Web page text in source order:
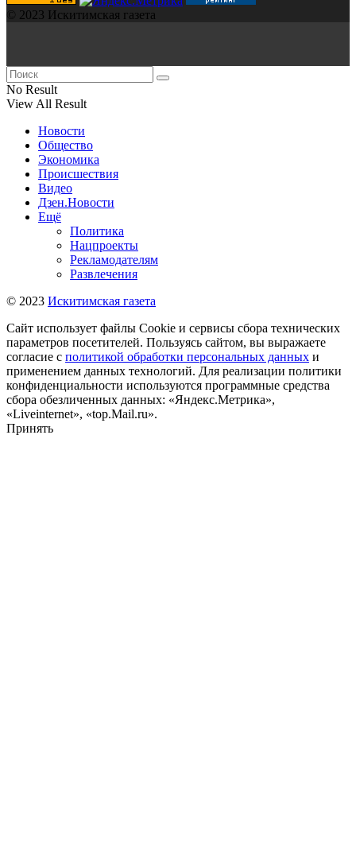
© 2023 Искитимская газета
No Result
View All Result
Новости
Общество
Экономика
Происшествия
Видео
Дзен.Новости
Ещё
Политика
Нацпроекты
Рекламодателям
Развлечения
© 2023 Искитимская газета
Сайт использует файлы Cookie и сервисы сбора технических
параметров посетителей. Пользуясь сайтом, вы выражаете
согласие с политикой обработки персональных данных и
применением данных технологий. Для реализации политики
конфиденциальности используются программные средства
сбора обезличенных данных: «Яндекс.Метрика»,
«Liveinternet», «top.Mail.ru».
Принять